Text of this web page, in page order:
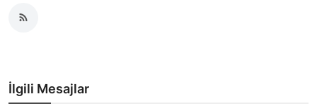
İlgili Mesajlar